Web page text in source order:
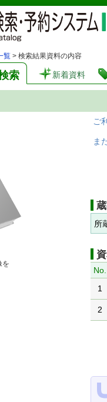
覧 > 検索結果資料の内容
索 新着資料
を
ご
ま
所
No.
1
2